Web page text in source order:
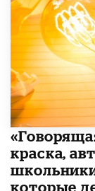
краска,
которые